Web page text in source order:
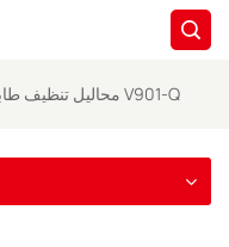
محاليل تنظيف طابعة الفيديو جيت V901-Q